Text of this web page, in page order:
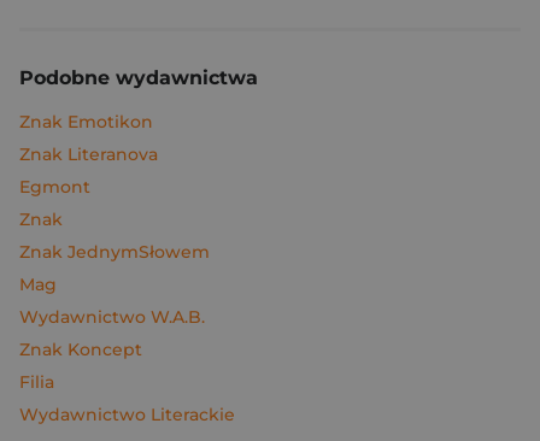
Podobne wydawnictwa
Znak Emotikon
Znak Literanova
Egmont
Znak
Znak JednymSłowem
Mag
Wydawnictwo W.A.B.
Znak Koncept
Filia
Wydawnictwo Literackie